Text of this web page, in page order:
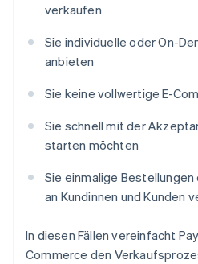
verkaufen
Sie individuelle oder On-
anbieten
Sie keine vollwertige E-
Sie schnell mit der
starten möchten
Sie einmalige
an Kundinnen und Kunden
In diesen Fällen vereinfacht
Commerce den